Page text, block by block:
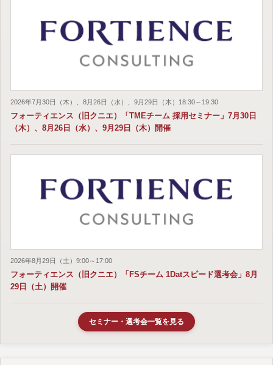
2026年7月30日（木）、8月26日（水）、9月29日（木）18:30～19:30
フォーティエンス（旧クニエ）「TMEチーム 採用セミナー」7月30日
（木）、8月26日（水）、9月29日（木）開催
2026年8月29日（土）9:00～17:00
フォーティエンス（旧クニエ）「FSチーム 1Datスピード選考会」8月
29日（土）開催
セミナー・選考会一覧を見る